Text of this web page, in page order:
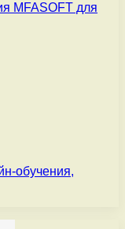
MFASOFT для
обучения,